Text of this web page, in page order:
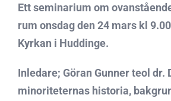
Ett seminarium om
rum onsdag den 24 mars kl
Kyrkan i Huddinge.
Inledare; Göran Gunner teol dr.
minoriteternas historia,